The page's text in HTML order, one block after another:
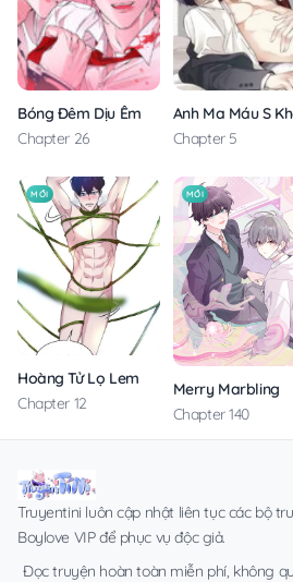
Bóng Đêm Dịu Êm
Chapter 26
Anh Ma Máu S
Chapter 5
MỚI
Hoàng Tử Lọ Lem
Chapter 12
MỚI
Merry Marbling
Chapter 140
Truyentini luôn cập nhật liên tục các bộ
Boylove VIP để phục vụ độc giả.
Đọc truyện hoàn toàn miễn phí, không